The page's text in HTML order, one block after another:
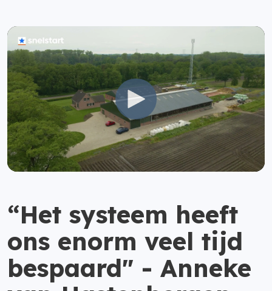
“Het systeem heeft
ons enorm veel tijd
bespaard" - Anneke